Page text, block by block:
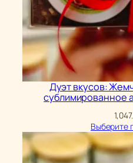
Дуэт вкусов:
сублимированное
Выберите